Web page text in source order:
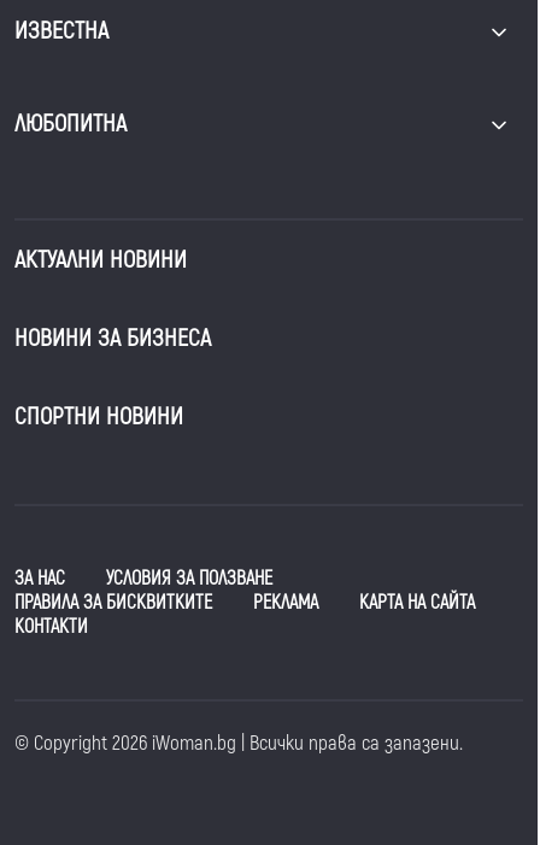
ИЗВЕСТНА
ЛЮБОПИТНА
АКТУАЛНИ НОВИНИ
НОВИНИ ЗА БИЗНЕСА
СПОРТНИ НОВИНИ
ЗА НАС
УСЛОВИЯ ЗА ПОЛЗВАНЕ
ПРАВИЛА ЗА БИСКВИТКИТЕ
РЕКЛАМА
КАРТА НА САЙТА
КОНТАКТИ
© Copyright 2026 iWoman.bg | Всички права са запазени.